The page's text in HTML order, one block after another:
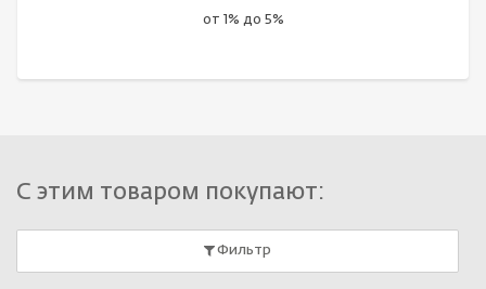
от 1% до 5%
С этим товаром покупают:
Фильтр